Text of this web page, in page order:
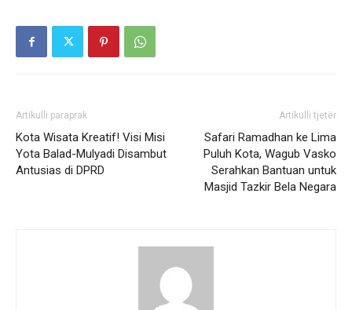
Artikulli paraprak
Kota Wisata Kreatif! Visi Misi
Yota Balad-Mulyadi Disambut
Antusias di DPRD
Artikulli tjetër
Safari Ramadhan ke Lima
Puluh Kota, Wagub Vasko
Serahkan Bantuan untuk
Masjid Tazkir Bela Negara